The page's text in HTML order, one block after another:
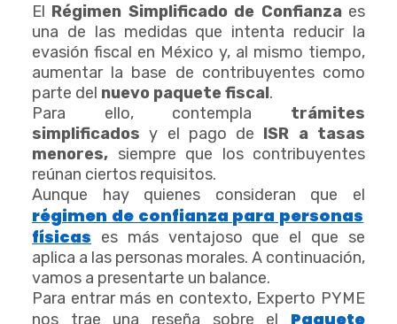
El Régimen Simplificado de Confianzaes
una de las medidas que intenta reducir la
evasión fiscal en México y, al mismo tiempo,
aumentar la base de contribuyentes como
parte del nuevo paquete fiscal.
Para ello, contempla trámites
simplificados y el pago de ISR a tasas
menores, siempre que los contribuyentes
reúnan ciertos requisitos.
Aunque hay quienes consideran que el
régimen de confianza para personas
físicas es más ventajoso que el que se
aplica a las personas morales. A continuación,
vamos a presentarte un balance.
Para entrar más en contexto, Experto PYME
nos trae una reseña sobre el
Paquete